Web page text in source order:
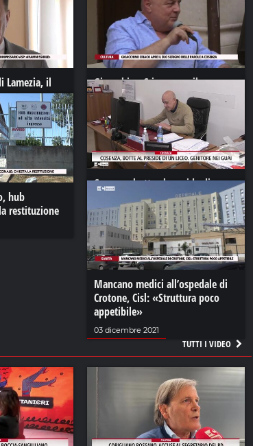
Lamezia, il
Gioacchino Criaco apre il suo
scrigno delle parole a Cosenza
14 luglio 2022
Cosenza, botte al preside di un
liceo. Genitore nei guai
17 gennaio 2024
hub
restituzione
Mancano medici all’ospedale di
Crotone, Cisl: «Struttura poco
appetibile»
03 dicembre 2021
TUTTI I VIDEO